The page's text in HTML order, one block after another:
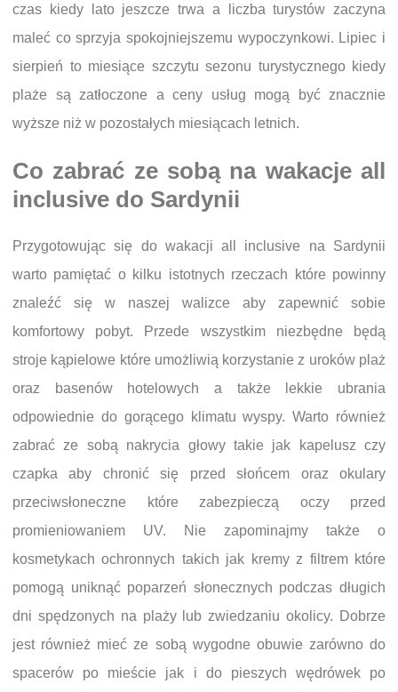
czas kiedy lato jeszcze trwa a liczba turystów zaczyna
maleć co sprzyja spokojniejszemu wypoczynkowi. Lipiec i
sierpień to miesiące szczytu sezonu turystycznego kiedy
plaże są zatłoczone a ceny usług mogą być znacznie
wyższe niż w pozostałych miesiącach letnich.
Co zabrać ze sobą na wakacje all
inclusive do Sardynii
Przygotowując się do wakacji all inclusive na Sardynii
warto pamiętać o kilku istotnych rzeczach które powinny
znaleźć się w naszej walizce aby zapewnić sobie
komfortowy pobyt. Przede wszystkim niezbędne będą
stroje kąpielowe które umożliwią korzystanie z uroków plaż
oraz basenów hotelowych a także lekkie ubrania
odpowiednie do gorącego klimatu wyspy. Warto również
zabrać ze sobą nakrycia głowy takie jak kapelusz czy
czapka aby chronić się przed słońcem oraz okulary
przeciwsłoneczne które zabezpieczą oczy przed
promieniowaniem UV. Nie zapominajmy także o
kosmetykach ochronnych takich jak kremy z filtrem które
pomogą uniknąć poparzeń słonecznych podczas długich
dni spędzonych na plaży lub zwiedzaniu okolicy. Dobrze
jest również mieć ze sobą wygodne obuwie zarówno do
spacerów po mieście jak i do pieszych wędrówek po